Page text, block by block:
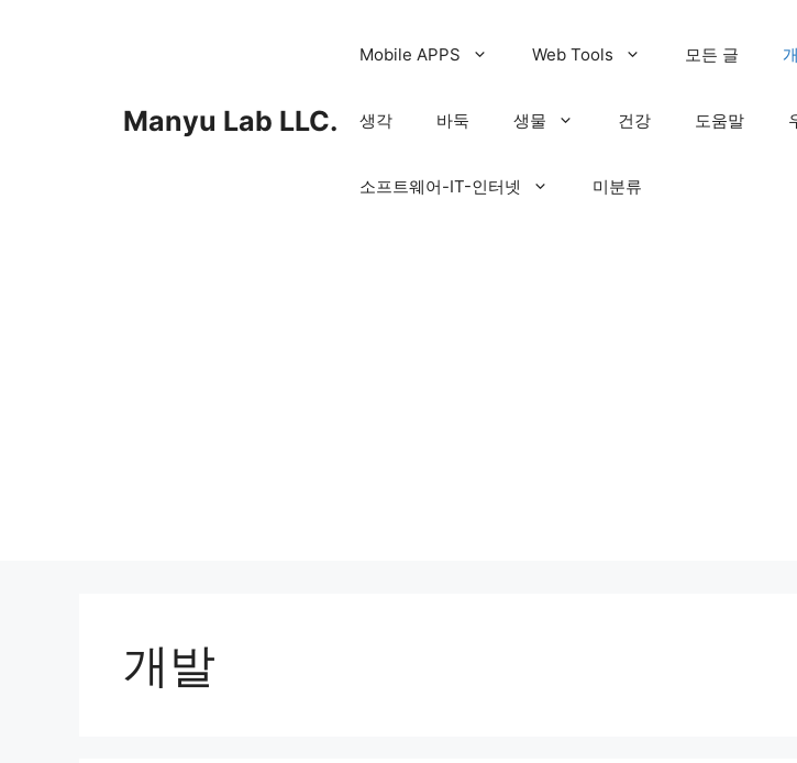
Manyu Lab LLC.
Mobile APPS Web Tools 모든 글
생각 바둑 생물 건강 도움말
소프트웨어-IT-인터넷 미분류
개발